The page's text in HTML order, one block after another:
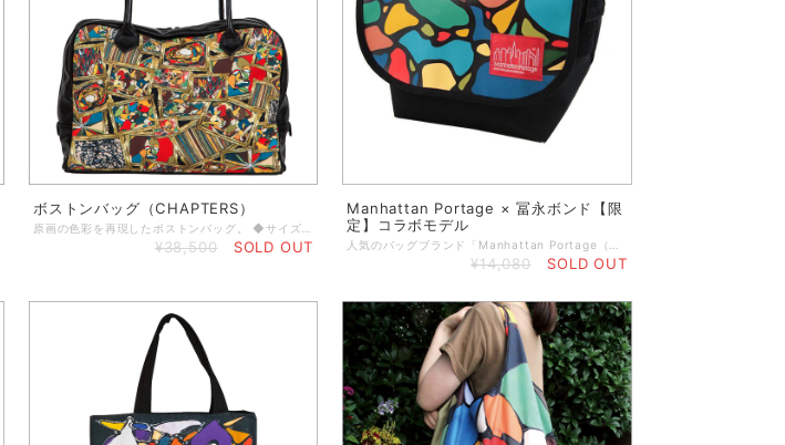
ボストンバッグ（CHAPTERS）
¥38,500 SOLD OUT
Manhattan Portage × 冨永ボンド【限
定】コラボモデル
¥14,080 SOLD OUT